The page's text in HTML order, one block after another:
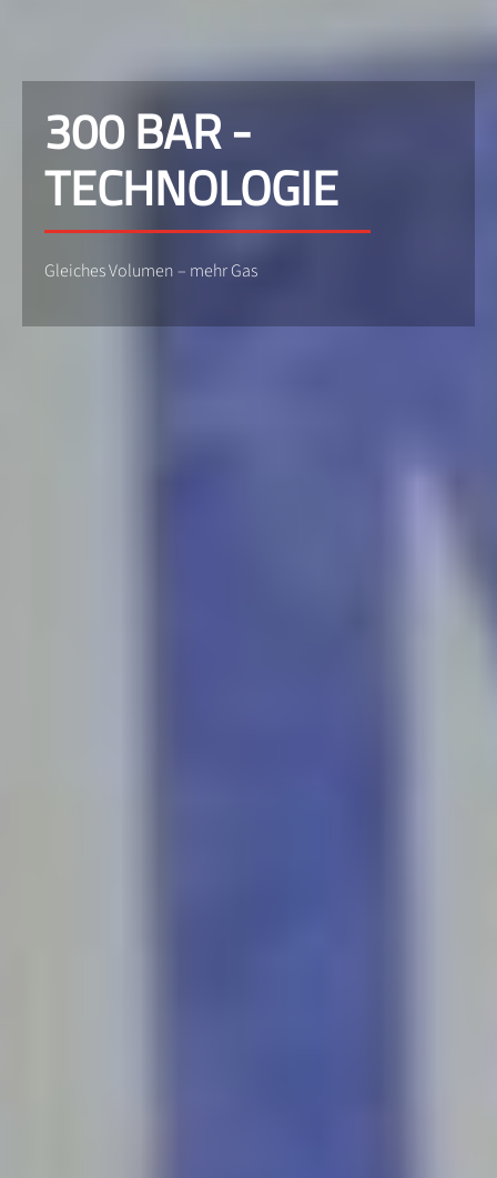
300 BAR -
TECHNOLOGIE
Gleiches Volumen – mehr Gas